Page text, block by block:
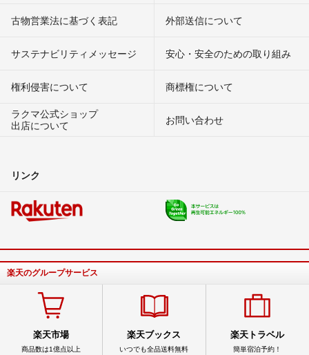
古物営業法に基づく表記 外部送信について
サステナビリティメッセージ 安心・安全のための取り組み
権利侵害について
商標権について
ラクマ公式ショップ
出店について
お問い合わせ
リンク
楽天のグループサービス
楽天市場
商品数は1億点以上
楽天ブックス
いつでも全品送料無料
楽天トラベル
簡単宿泊予約！